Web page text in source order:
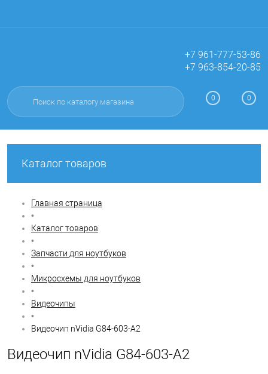
Вход Регистрация
+7 961-777-53-86
+7 963-854-20-85
0 0
Каталог товаров
Главная страница
•
Каталог товаров
•
Запчасти для ноутбуков
•
Микросхемы для ноутбуков
•
Видеочипы
•
Видеочип nVidia G84-603-A2
Видеочип nVidia G84-603-A2